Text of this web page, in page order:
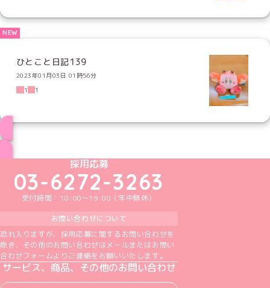
ひとこと日記139
2023年01月03日 01時56分
1
1
めいどりーみんTikTok公式アカウント
めいどりーみんX公式アカウント
めいどりーみんInstagram公式アカウント
めいどりーみんFacebook公式アカウン
めいどりーみんYouTube公式アカ
採用応募
03-6272-3263
受付時間：10:00～19:00（年中無休）
お問い合わせについて
恐れ入りますが、採用応募に関するお問い合わせを
除き、その他のお問い合わせはメールまたはお問い
合わせフォームよりご連絡をお願いいたします。
サービス、商品、その他のお問い合わせ